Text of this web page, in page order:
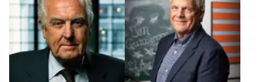
publiken